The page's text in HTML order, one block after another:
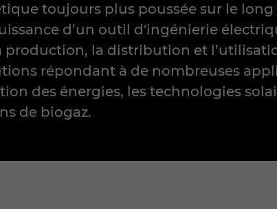
toujours plus poussée sur le
d’un outil d'ingénierie
la distribution et
répondant à de nombreuses
des énergies, les technologies
de biogaz.